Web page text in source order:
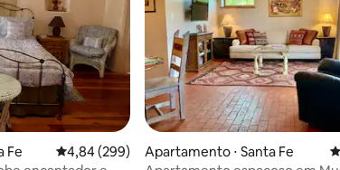
avaliações
Fe 4,84 de uma avaliação média de 5, 299
4,84 (299)
Apartamento ⋅ Santa Fe